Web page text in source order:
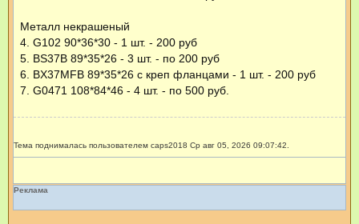
Металл некрашеный
4. G102 90*36*30 - 1 шт. - 200 руб
5. BS37B 89*35*26 - 3 шт. - по 200 руб
6. BX37MFB 89*35*26 с креп фланцами - 1 шт. - 200 руб
7. G0471 108*84*46 - 4 шт. - по 500 руб.
Тема поднималась пользователем caps2018 Ср авг 05, 2026 09:07:42.
Реклама